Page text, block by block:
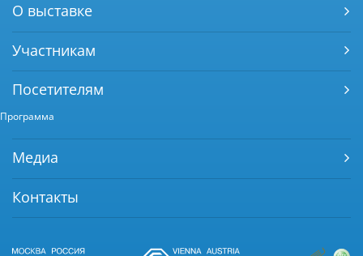
О выставке
Участникам
Посетителям
Программа
Медиа
Контакты